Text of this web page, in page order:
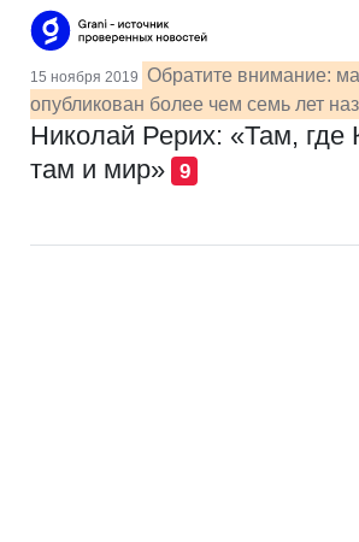
15 ноября 2019 Обратите внимание:
опубликован более чем семь лет
Николай Рерих: «Там, где
там и мир»
9